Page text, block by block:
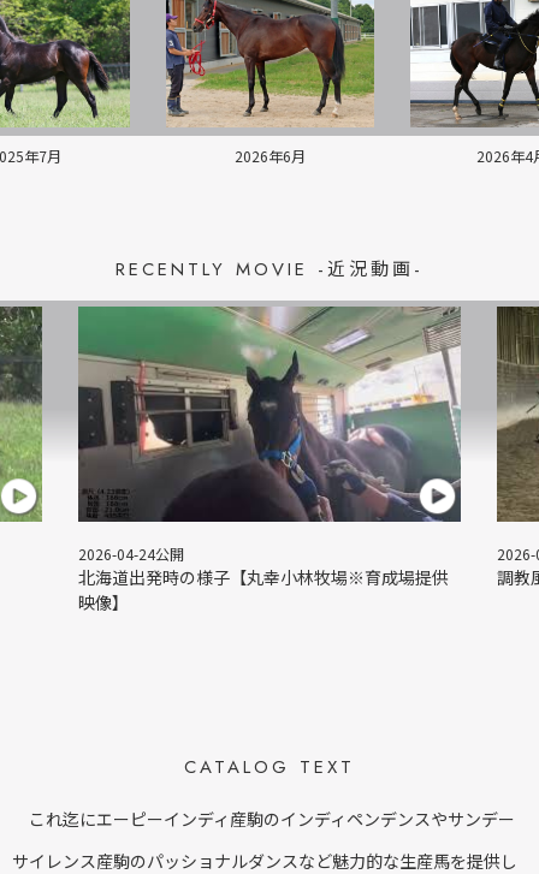
年7月 2026年6月 2026年4
RECENTLY MOVIE -近況動画-
2026-04-24公開
北海道出発時の様子【丸幸小林牧場※育成場提供
映像】
調教
CATALOG TEXT
これ迄にエーピーインディ産駒のインディペンデンスやサンデー
サイレンス産駒のパッショナルダンスなど魅力的な生産馬を提供し